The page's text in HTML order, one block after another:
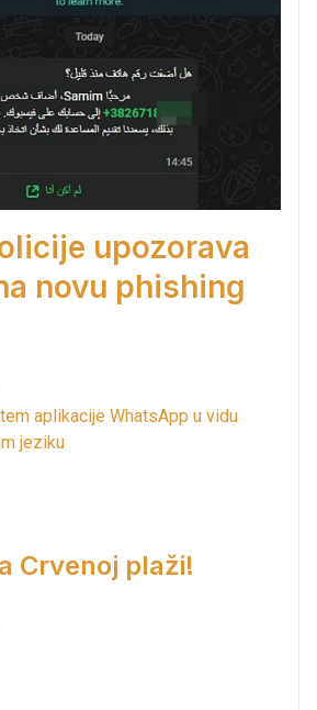
upozorava
novu phishing
aplikacije WhatsApp u vidu
jeziku
Crvenoj plaži!